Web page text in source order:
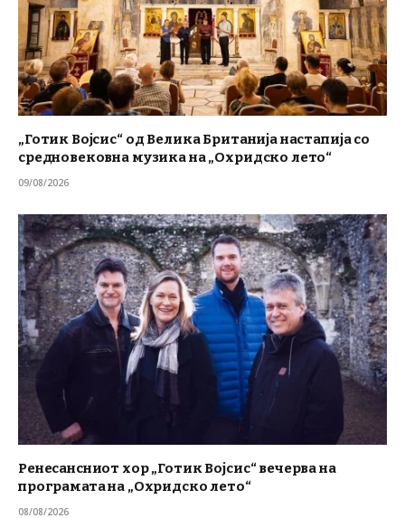
„Готик Војсис“ од Велика Британија настапија со
средновековна музика на „Охридско лето“
09/08/2026
Ренесансниот хор „Готик Војсис“ вечерва на
програмата на „Охридско лето“
08/08/2026